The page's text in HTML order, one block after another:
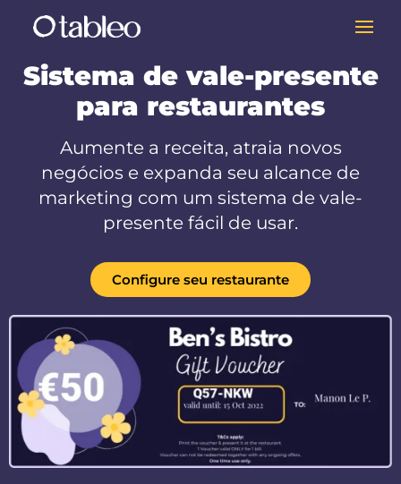
Sistema de vale-presente
para restaurantes
Aumente a receita, atraia novos
negócios e expanda seu alcance de
marketing com um sistema de vale-
presente fácil de usar.
Configure seu restaurante